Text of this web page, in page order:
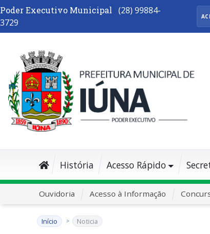
Poder Executivo Municipal
(28) 99884-
3729
História Acesso Rápido
Ouvidoria Acesso à Informação
Início Noticia